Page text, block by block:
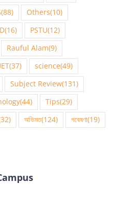
(88) Others(10)
(16) PSTU(12)
Rauful Alam(9)
(37) science(49)
Subject Review(131)
(44) Tips(29)
অভিমত(124) গবেষণা(19)